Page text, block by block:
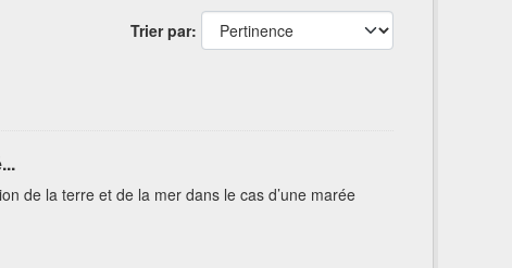
Trier par
de la terre et de la mer dans le cas d’une marée